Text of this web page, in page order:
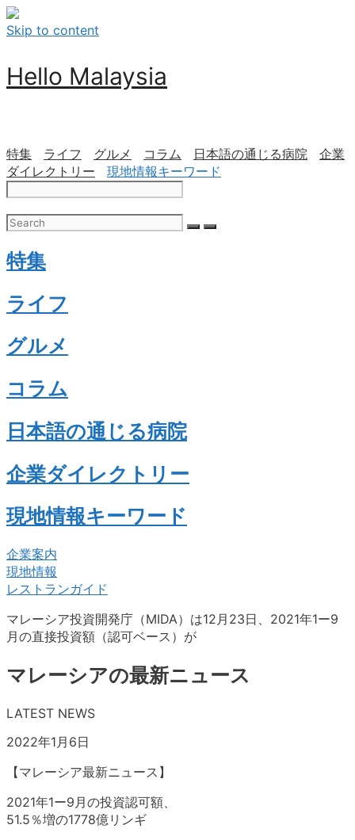
Skip to content
Hello Malaysia
特集 ライフ グルメ コラム 日本語の通じる病院
企業
ダイレクトリー
現地情報キーワード
特集
ライフ
グルメ
コラム
日本語の通じる病院
企業ダイレクトリー
現地情報キーワード
企業案内
現地情報
レストランガイド
マレーシア投資開発庁（MIDA）は12月23日、2021年1ー9
月の直接投資額（認可ベース）が
マレーシアの最新ニュース
LATEST NEWS
2022年1月6日
【マレーシア最新ニュース】
2021年1ー9月の投資認可額、
51.5％増の1778億リンギ